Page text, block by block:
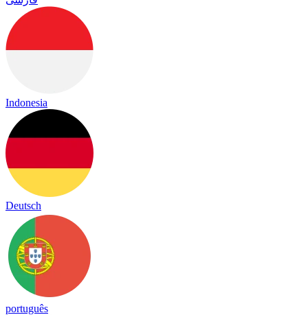
Indonesia
Deutsch
português